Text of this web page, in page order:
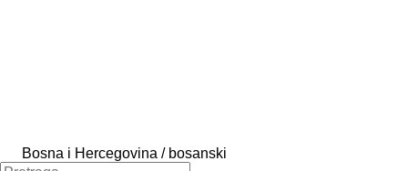
Bosna i Hercegovina / bosanski